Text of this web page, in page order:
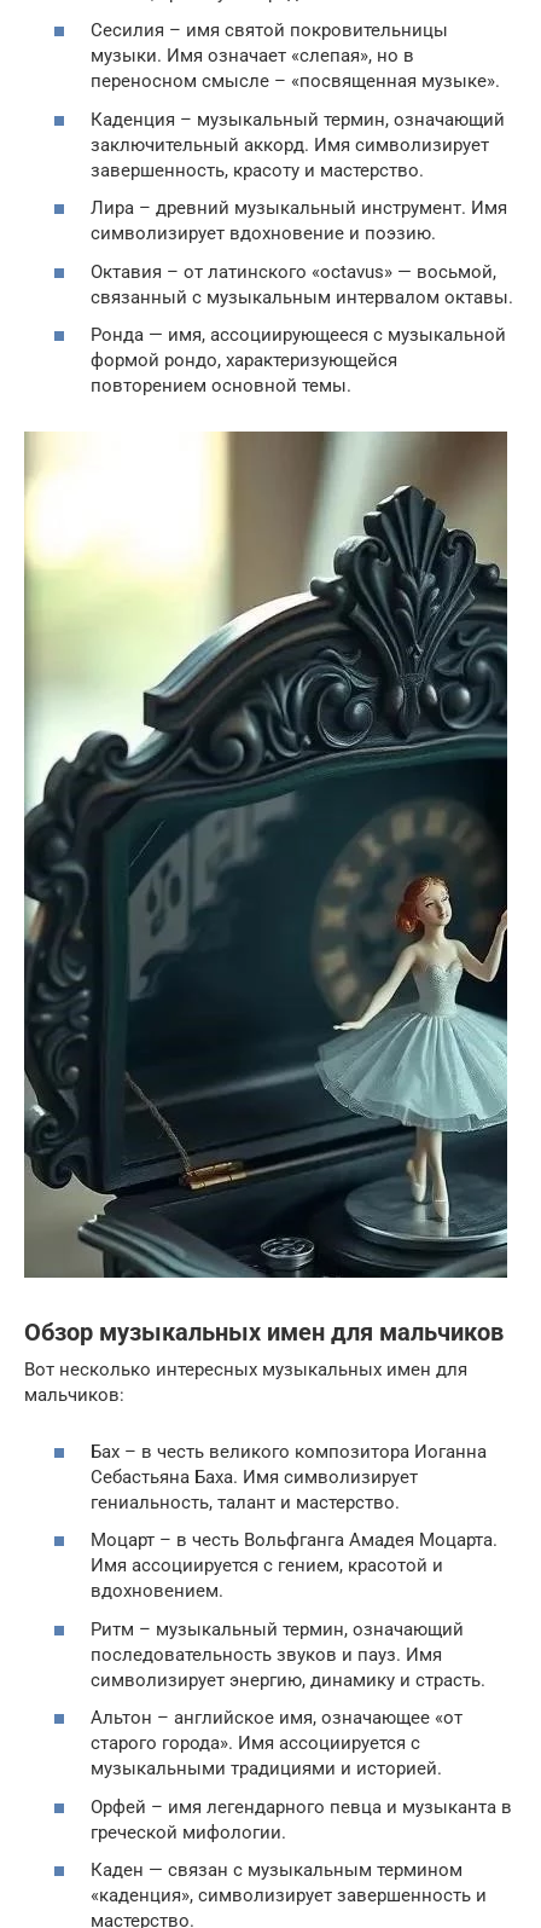
Сесилия – имя святой покровительницы
музыки. Имя означает «слепая», но в
переносном смысле – «посвященная музыке».
Каденция – музыкальный термин, означающий
заключительный аккорд. Имя символизирует
завершенность, красоту и мастерство.
Лира – древний музыкальный инструмент. Имя
символизирует вдохновение и поэзию.
Октавия – от латинского «octavus» — восьмой,
связанный с музыкальным интервалом октавы.
Ронда — имя, ассоциирующееся с музыкальной
формой рондо, характеризующейся
повторением основной темы.
Обзор музыкальных имен для мальчиков
Вот несколько интересных музыкальных имен для
мальчиков:
Бах – в честь великого композитора Иоганна
Себастьяна Баха. Имя символизирует
гениальность, талант и мастерство.
Моцарт – в честь Вольфганга Амадея Моцарта.
Имя ассоциируется с гением, красотой и
вдохновением.
Ритм – музыкальный термин, означающий
последовательность звуков и пауз. Имя
символизирует энергию, динамику и страсть.
Альтон – английское имя, означающее «от
старого города». Имя ассоциируется с
музыкальными традициями и историей.
Орфей – имя легендарного певца и музыканта в
греческой мифологии.
Каден — связан с музыкальным термином
«каденция», символизирует завершенность и
мастерство.